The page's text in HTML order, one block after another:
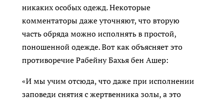
никаких особых одежд. Некоторые
комментаторы даже уточняют, что вторую
часть обряда можно исполнять в простой,
поношенной одежде. Вот как объясняет это
противоречие Рабейну Бахья бен Ашер:
«И мы учим отсюда, что даже при исполнении
заповеди снятия с жертвенника золы, а это